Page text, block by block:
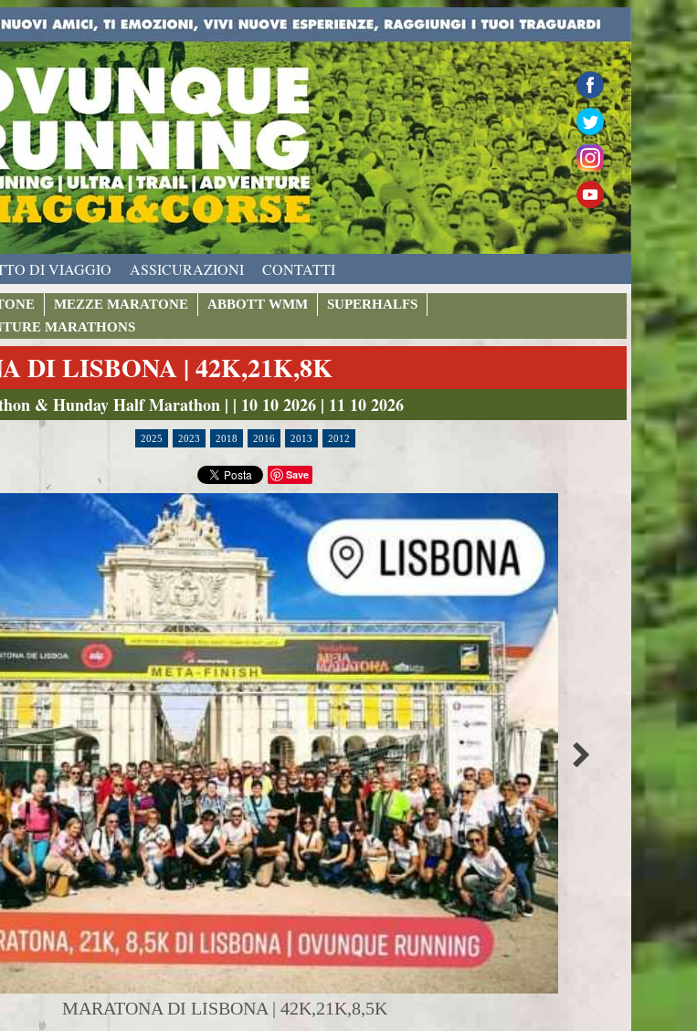
DI VIAGGIO ASSICURAZIONI CONTATTI
MEZZE MARATONE ABBOTT WMM
SUPERHALFS
MARATHONS
DI LISBONA | 42K,21K,8K
& Hunday Half Marathon | | 10 10 2026 | 11 10 2026
2025 2023 2018 2016 2013 2012
Save
MARATONA DI LISBONA | 42K,21K,8,5K